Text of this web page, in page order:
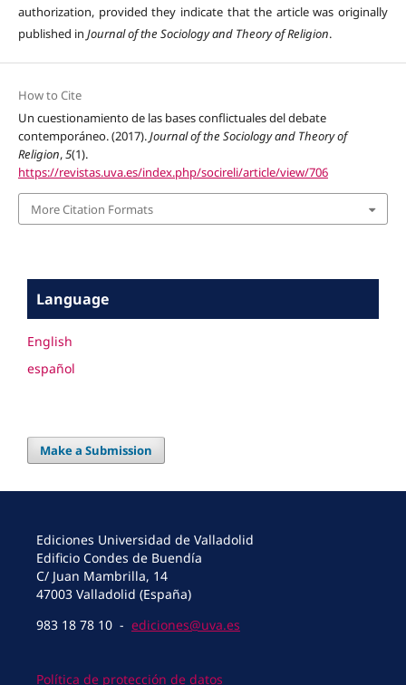
authorization, provided they indicate that the article was originally
published in Journal of the Sociology and Theory of Religion.
How to Cite
Un cuestionamiento de las bases conflictuales del debate
contemporáneo. (2017).Journal of the Sociology and Theory of
Religion,5(1).
https://revistas.uva.es/index.php/socireli/article/view/706
More Citation Formats
Language
English
español
Make a Submission
Ediciones Universidad de Valladolid
Edificio Condes de Buendía
C/ Juan Mambrilla, 14
47003 Valladolid (España)
983 18 78 10 - ediciones@uva.es
Política de protección de datos